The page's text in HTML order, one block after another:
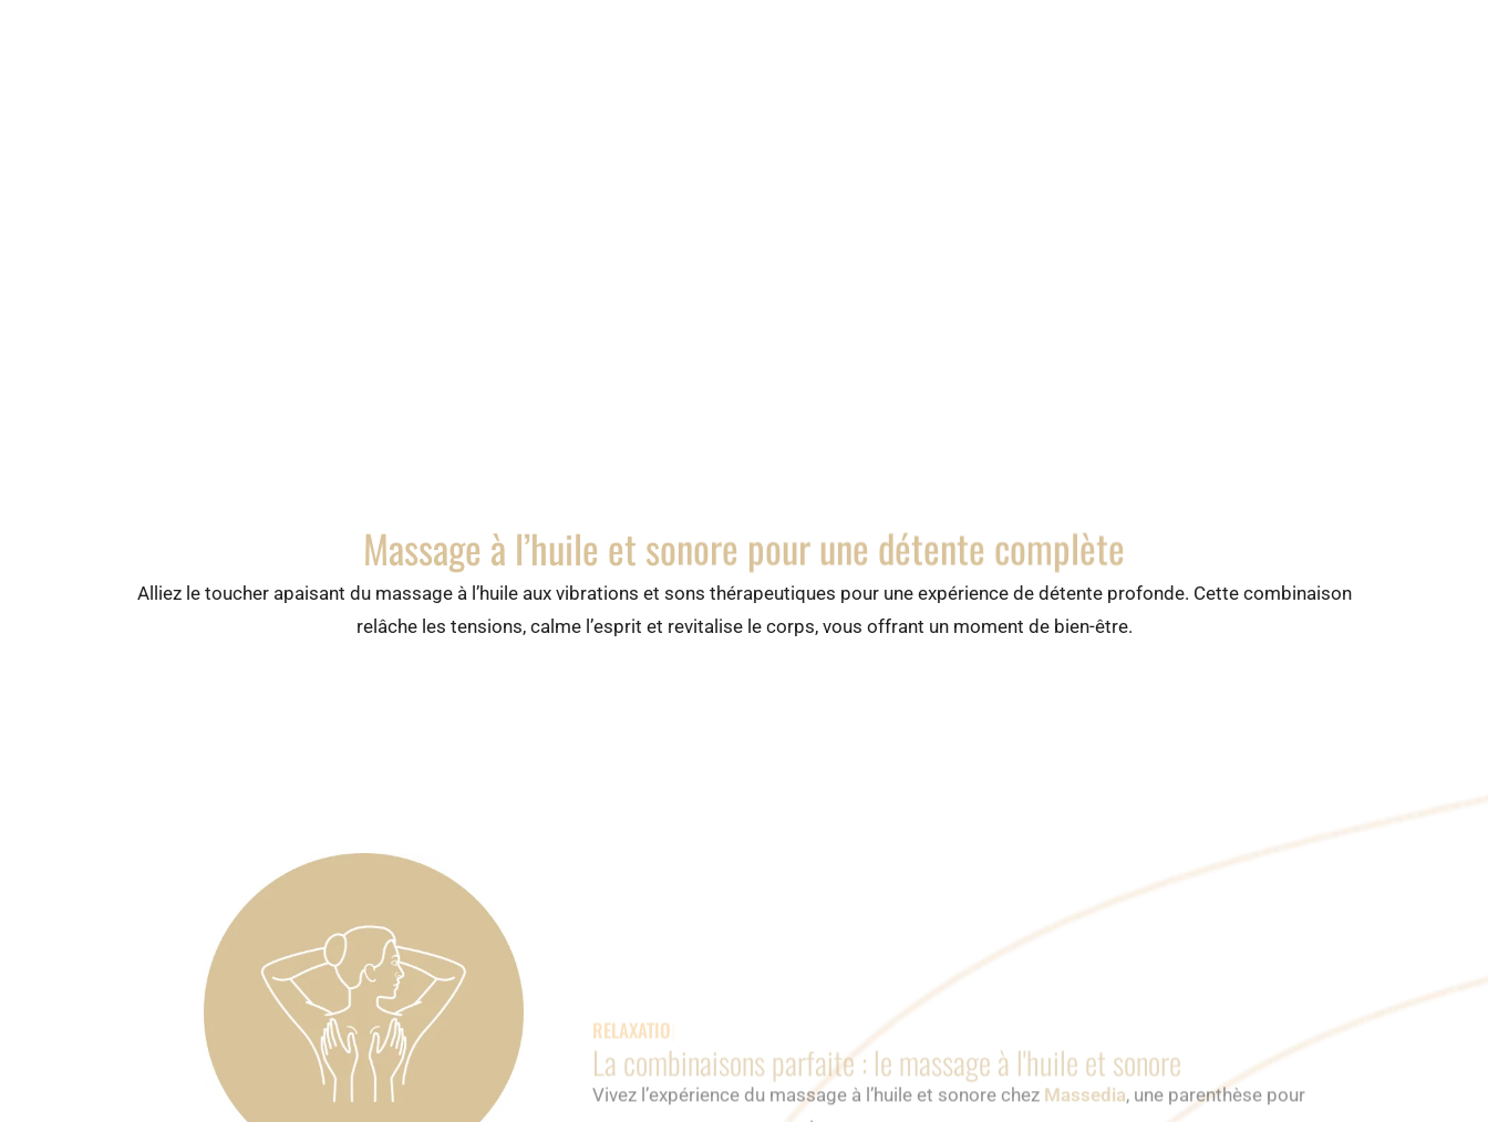
Massage à l’huile et sonore pour une détente complète
Alliez le toucher apaisant du massage à l’huile aux vibrations et sons thérapeutiques pour une expérience de détente profonde. Cette combinaison
relâche les tensions, calme l’esprit et revitalise le corps, vous offrant un moment de bien-être.
La combinaisons parfaite : le massage à l'huile et sonore
Vivez l’expérience du massage à l’huile et sonore chez
Les gestes doux et harmonieux, associés aux vibrations sonores, vous plongent dans une
détente profonde et favorisent un lâcher-prise complet.